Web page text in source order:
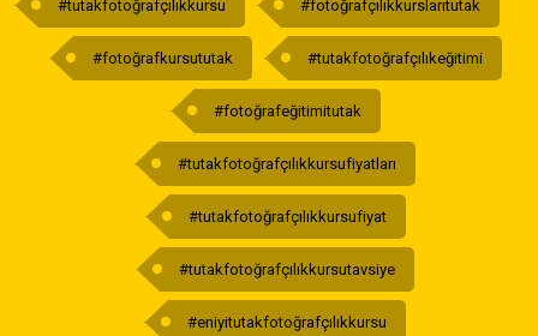
#tutakfotoğrafçılıkkursu #fotoğrafçılıkkurslarıtutak
#fotoğrafkursututak #tutakfotoğrafçılıkeğitimi
#fotoğrafeğitimitutak
#tutakfotoğrafçılıkkursufiyatları
#tutakfotoğrafçılıkkursufiyat
#tutakfotoğrafçılıkkursutavsiye
#eniyitutakfotoğrafçılıkkursu